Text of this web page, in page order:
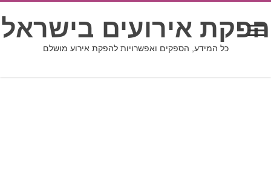
הפקת אירועים בישראל
כל המידע, הספקים ואפשרויות להפקת אירוע מושלם